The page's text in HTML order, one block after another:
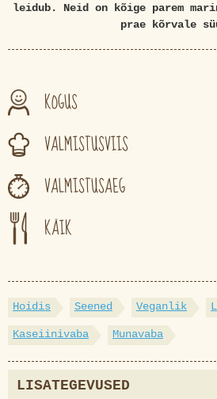
leidub. Neid on kõige parem
prae kõrvale
KOGUS
VALMISTUSVIIS
VALMISTUSAEG
KÄIK
Hoidis Seened Veganlik
Kaseiinivaba Munavaba
LISATEGEVUSED